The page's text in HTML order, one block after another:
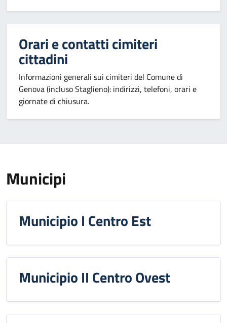
Orari e contatti cimiteri
cittadini
Informazioni generali sui cimiteri del Comune di
Genova (incluso Staglieno): indirizzi, telefoni, orari e
giornate di chiusura.
Municipi
Municipio I Centro Est
Municipio II Centro Ovest